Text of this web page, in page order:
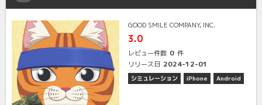
GOOD SMILE COMPANY, INC.
3.0
レビュー件数 0 件
リリース日 2024-12-01
シミュレーション iPhone Android